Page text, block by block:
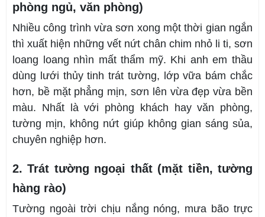
phòng ngủ, văn phòng)
Nhiều công trình vừa sơn xong một thời gian ngắn
thì xuất hiện những vết nứt chân chim nhỏ li ti, sơn
loang loang nhìn mất thẩm mỹ. Khi anh em thầu
dùng lưới thủy tinh trát tường, lớp vữa bám chắc
hơn, bề mặt phẳng mịn, sơn lên vừa đẹp vừa bền
màu. Nhất là với phòng khách hay văn phòng,
tường mịn, không nứt giúp không gian sáng sủa,
chuyên nghiệp hơn.
2. Trát tường ngoại thất (mặt tiền, tường
hàng rào)
Tường ngoài trời chịu nắng nóng, mưa bão trực